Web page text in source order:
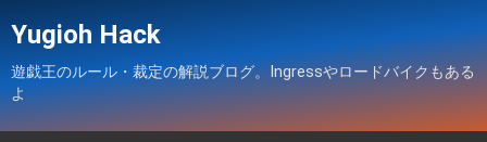
Yugioh Hack
遊戯王のルール・裁定の解説ブログ。Ingressやロードバイクもある
よ